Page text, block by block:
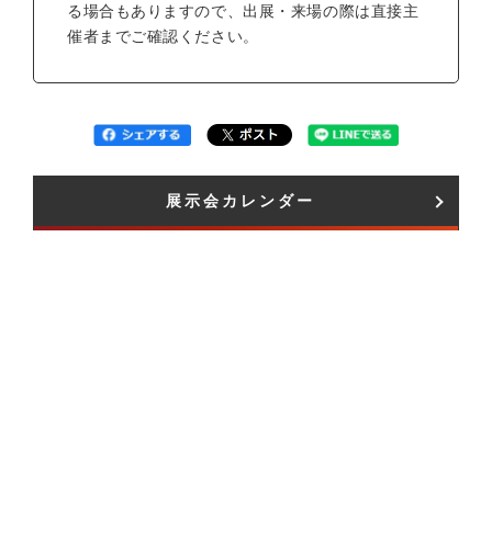
る場合もありますので、出展・来場の際は直接主
催者までご確認ください。
展示会カレンダー​